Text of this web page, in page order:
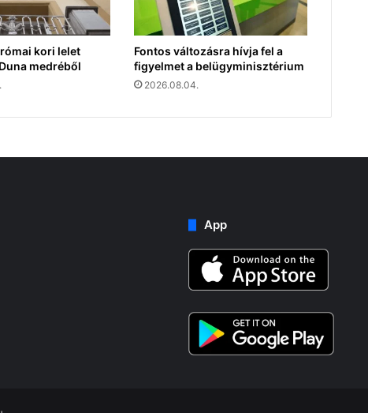
kori lelet
medréből
Fontos változásra hívja fel a
figyelmet a belügyminisztérium
2026.08.04.
App